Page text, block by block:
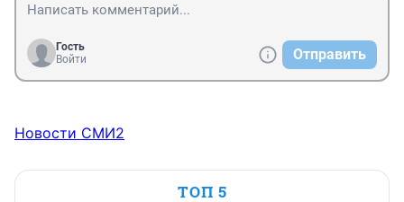
Гость
Войти
Отправить
Новости СМИ2
ТОП 5